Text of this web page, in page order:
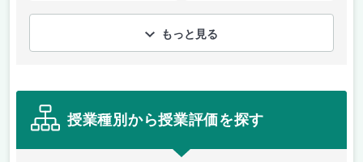
もっと見る
授業種別から授業評価を探す